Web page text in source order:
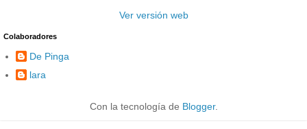
Ver versión web
Colaboradores
De Pinga
lara
Con la tecnología de Blogger.